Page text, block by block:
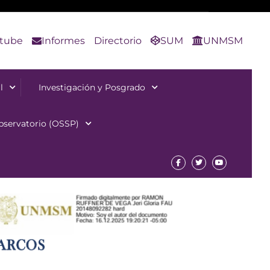
Informes Directorio SUM UNMSM
Investigación y Posgrado
(OSSP)